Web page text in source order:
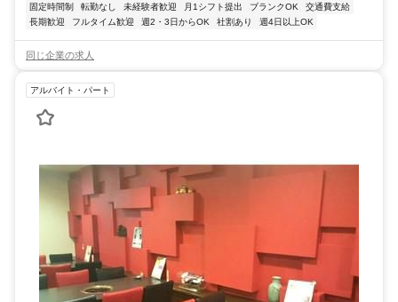
固定時間制
転勤なし 未経験者歓迎 月1シフト提出 ブランクOK
交通費支給
長期歓迎
フルタイム歓迎 週2・3日からOK 社割あり 週4日以上OK
同じ企業の求人
アルバイト・パート